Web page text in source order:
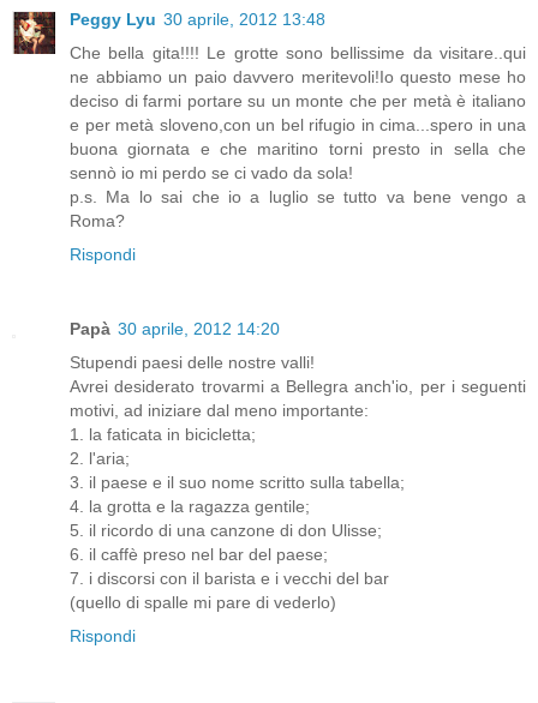
Peggy Lyu 30 aprile, 2012 13:48
Che bella gita!!!! Le grotte sono bellissime da visitare..qui
ne abbiamo un paio davvero meritevoli!Io questo mese ho
deciso di farmi portare su un monte che per metà è italiano
e per metà sloveno,con un bel rifugio in cima...spero in una
buona giornata e che maritino torni presto in sella che
sennò io mi perdo se ci vado da sola!
p.s. Ma lo sai che io a luglio se tutto va bene vengo a
Roma?
Rispondi
Papà 30 aprile, 2012 14:20
Stupendi paesi delle nostre valli!
Avrei desiderato trovarmi a Bellegra anch'io, per i seguenti
motivi, ad iniziare dal meno importante:
1. la faticata in bicicletta;
2. l'aria;
3. il paese e il suo nome scritto sulla tabella;
4. la grotta e la ragazza gentile;
5. il ricordo di una canzone di don Ulisse;
6. il caffè preso nel bar del paese;
7. i discorsi con il barista e i vecchi del bar
(quello di spalle mi pare di vederlo)
Rispondi